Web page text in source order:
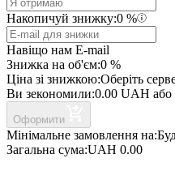
Накопичуй знижку:0 %
Навіщо нам E-mail
Знижка на об'єм:0 %
Ціна зі знижкою:Оберіть
Ви зекономили:0.00 UAH або
Оформити
Мінімальне замовлення на:
Загальна сума:UAH 0.00